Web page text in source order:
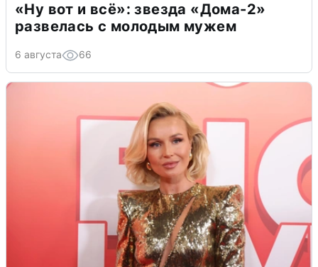
«Ну вот и всё»: звезда «Дома-2»
развелась с молодым мужем
6 августа 66